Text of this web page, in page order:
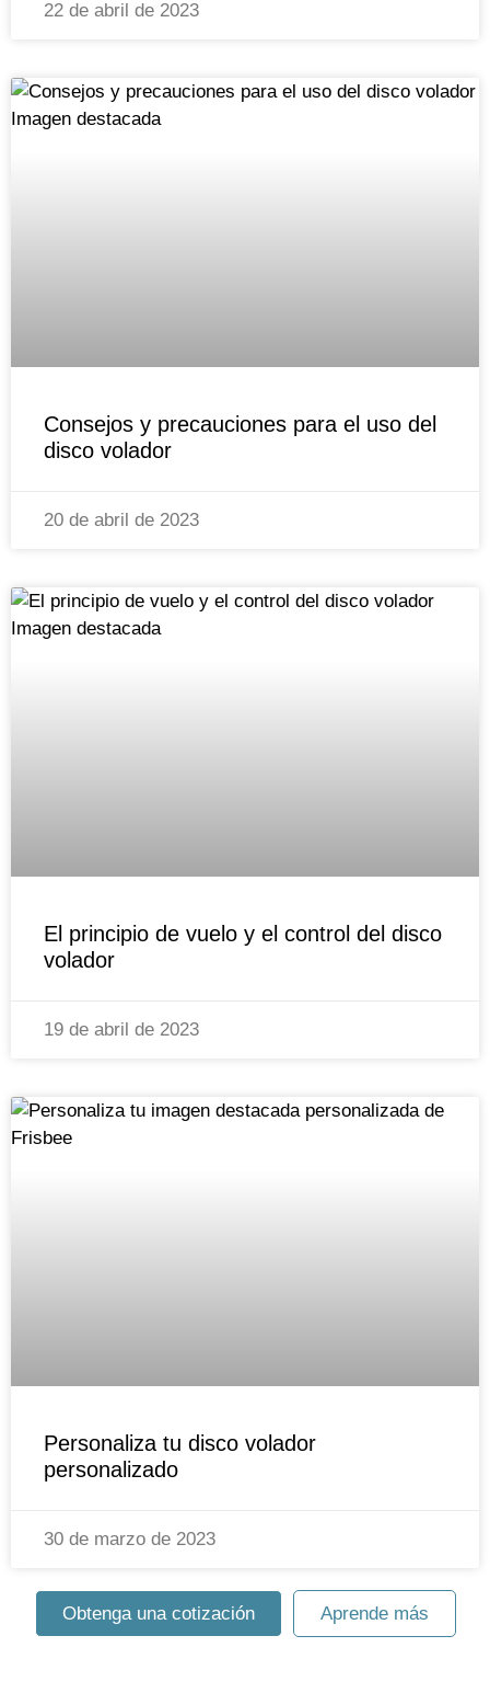
22 de abril de 2023
Consejos y precauciones para el uso del
disco volador
20 de abril de 2023
El principio de vuelo y el control del disco
volador
19 de abril de 2023
Personaliza tu disco volador
personalizado
30 de marzo de 2023
Obtenga una cotización Aprende más